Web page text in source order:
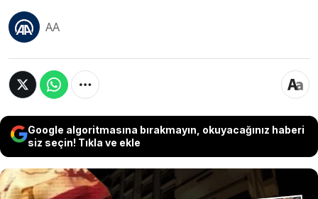
AA
Google algoritmasına bırakmayın, okuyacağınız haberi
siz seçin! Tıkla ve ekle